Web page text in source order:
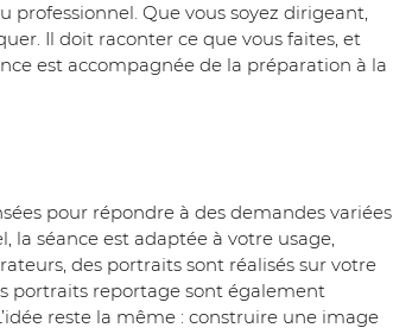
Que vous soyez dirigeant,
Il doit raconter ce que vous faites, et
est accompagnée de la préparation à la
pour répondre à des demandes variées
la séance est adaptée à votre usage,
des portraits sont réalisés sur votre
portraits reportage sont également
reste la même : construire une image